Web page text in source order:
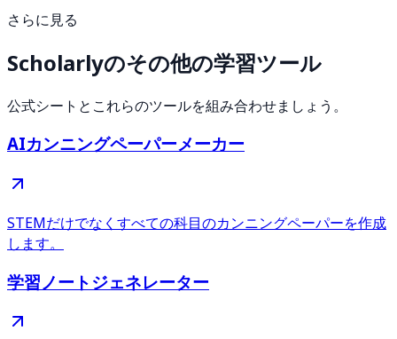
さらに見る
Scholarlyのその他の学習ツール
公式シートとこれらのツールを組み合わせましょう。
AIカンニングペーパーメーカー
STEMだけでなくすべての科目のカンニングペーパーを作成
します。
学習ノートジェネレーター